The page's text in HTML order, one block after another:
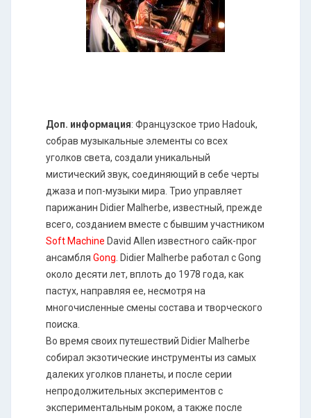
Доп. информация: Французское трио Hadouk,
собрав музыкальные элементы со всех
уголков света, создали уникальный
мистический звук, соединяющий в себе черты
джаза и поп-музыки мира. Трио управляет
парижанин Didier Malherbe, известный, прежде
всего, созданием вместе с бывшим участником
Soft Machine David Allen известного сайк-прог
ансамбля Gong . Didier Malherbe работал с Gong
около десяти лет, вплоть до 1978 года, как
пастух, направляя ее, несмотря на
многочисленные смены состава и творческого
поиска.
Во время своих путешествий Didier Malherbe
собирал экзотические инструменты из самых
далеких уголков планеты, и после серии
непродолжительных экспериментов с
экспериментальным роком, а также после